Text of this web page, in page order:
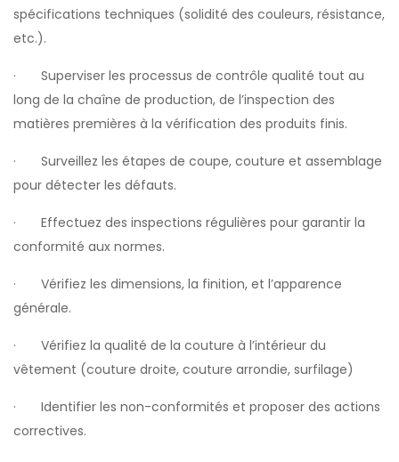
spécifications techniques (solidité des couleurs, résistance,
etc.).
· Superviser les processus de contrôle qualité tout au
long de la chaîne de production, de l’inspection des
matières premières à la vérification des produits finis.
· Surveillez les étapes de coupe, couture et assemblage
pour détecter les défauts.
· Effectuez des inspections régulières pour garantir la
conformité aux normes.
· Vérifiez les dimensions, la finition, et l’apparence
générale.
· Vérifiez la qualité de la couture à l’intérieur du
vêtement (couture droite, couture arrondie, surfilage)
· Identifier les non-conformités et proposer des actions
correctives.